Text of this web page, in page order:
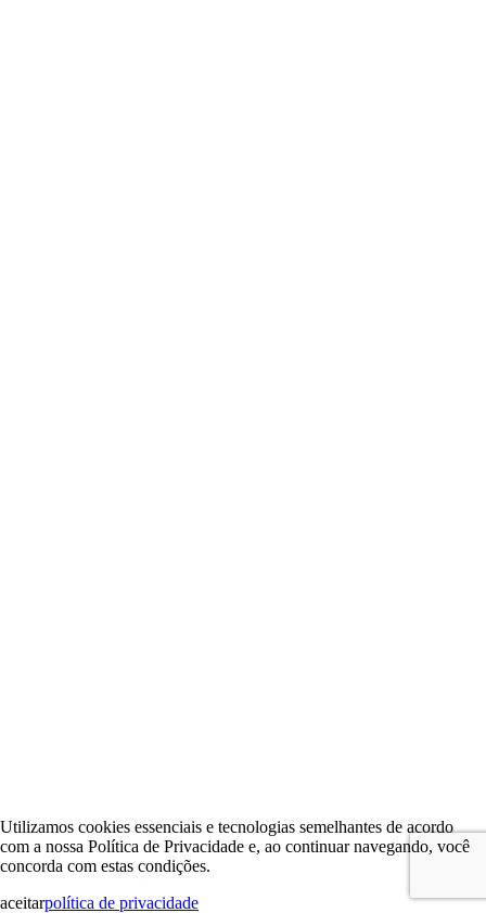
Utilizamos cookies essenciais e tecnologias semelhantes de acordo
com a nossa Política de Privacidade e, ao continuar navegando, você
concorda com estas condições.
aceitarpolítica de privacidade